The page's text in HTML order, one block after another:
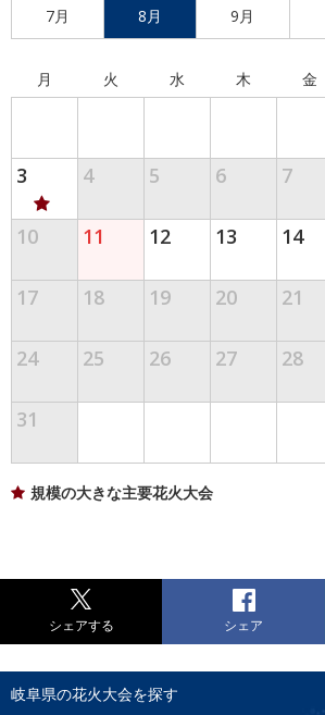
7月 8月 9月
月 火 水 木 金
3 4 5 6 7
10 11 12 13 14
17 18 19 20 21
24 25 26 27 28
31
規模の大きな主要花火大会
シェアする シェア
岐阜県の花火大会を探す